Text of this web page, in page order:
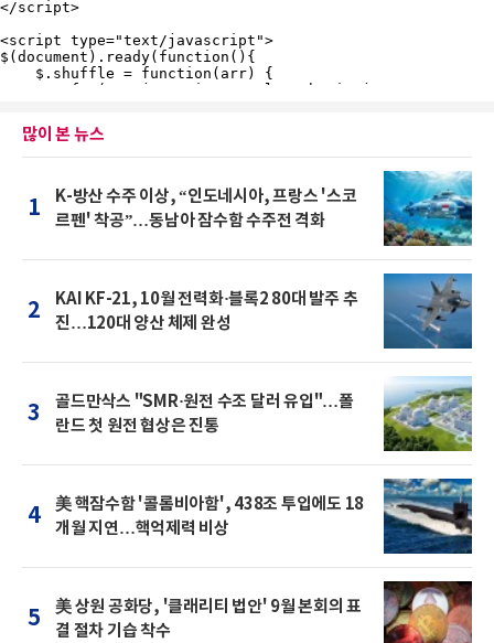
많이 본 뉴스
1
K-방산 수주 이상, “인도네시아, 프랑스 '스코
르펜' 착공”…동남아 잠수함 수주전 격화
2
KAI KF-21, 10월 전력화·블록2 80대 발주 추
진…120대 양산 체제 완성
3
골드만삭스 "SMR·원전 수조 달러 유입"…폴
란드 첫 원전 협상은 진통
4
美 핵잠수함 '콜롬비아함', 438조 투입에도 18
개월 지연…핵억제력 비상
5
美 상원 공화당, '클래리티 법안' 9월 본회의 표
결 절차 기습 착수